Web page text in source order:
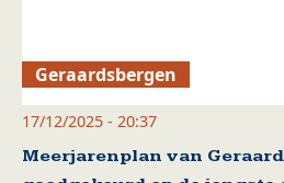
Geraardsbergen
17/12/2025 - 20:37
Meerjarenplan van